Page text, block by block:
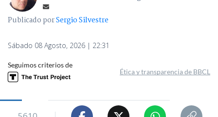
Publicado porSergio Silvestre
Sábado 08 Agosto, 2026 | 22:31
Seguimos criterios de
Ética y transparencia de BBCL